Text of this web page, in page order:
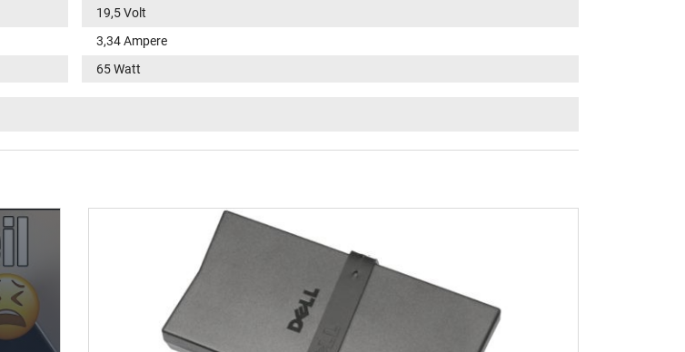
19,5 Volt
3,34 Ampere
65 Watt
fonction LED dans la fiche
4,5 mm / 2,9 mm